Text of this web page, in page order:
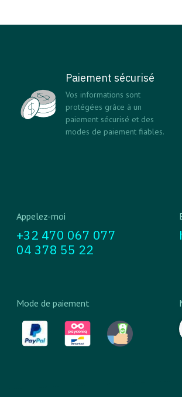
Paiement sécurisé
Vos informations sont
protégées grâce à un
paiement sécurisé et des
modes de paiement fiables.
Appelez-moi
+32 470 067 077
04 378 55 22
Mode de paiement